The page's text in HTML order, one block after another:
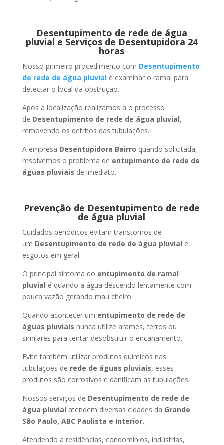
Desentupimento de rede de água
pluvial e Serviços de Desentupidora 24
horas
Nosso primeiro procedimento com Desentupimento
de rede de água pluvialé examinar o ramal para
detectar o local da obstrução.
Após a localização realizamos a o processo
de Desentupimento de rede de água pluvial,
removendo os detritos das tubulações.
A empresa Desentupidora Bairro quando solicitada,
resolvemos o problema de entupimento de rede de
águas pluviais de imediato.
Prevenção de Desentupimento de rede
de água pluvial
Cuidados periódicos evitam transtornos de
um Desentupimento de rede de água pluvial e
esgotos em geral.
O principal sintoma do entupimento de ramal
pluvial é quando a água descendo lentamente com
pouca vazão gerando mau cheiro.
Quando acontecer um entupimento de rede de
águas pluviais nunca utilize arames, ferros ou
similares para tentar desobstruir o encanamento.
Evite também utilizar produtos químicos nas
tubulações de rede de águas pluviais, esses
produtos são corrosivos e danificam as tubulações.
Nossos serviços de Desentupimento de rede de
água pluvial atendem diversas cidades da Grande
São Paulo, ABC Paulista e Interior.
Atendendo a residências, condomínios, indústrias,